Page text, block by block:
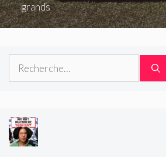
grands
Rechercher :